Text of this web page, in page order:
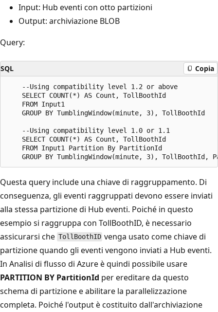
Input: Hub eventi con otto partizioni
Output: archiviazione BLOB
Query:
SQL Copia
    --Using compatibility level 1.2 or above
    SELECT COUNT(*) AS Count, TollBoothId
    FROM Input1
    GROUP BY TumblingWindow(minute, 3), TollBoothId
    --Using compatibility level 1.0 or 1.1
    SELECT COUNT(*) AS Count, TollBoothId
    FROM Input1 Partition By PartitionId
Questa query include una chiave di raggruppamento. Di
conseguenza, gli eventi raggruppati devono essere inviati
alla stessa partizione di Hub eventi. Poiché in questo
esempio si raggruppa con TollBoothID, è necessario
assicurarsi che TollBoothID venga usato come chiave di
partizione quando gli eventi vengono inviati a Hub eventi.
In Analisi di flusso di Azure è quindi possibile usare
PARTITION BY PartitionId per ereditare da questo
schema di partizione e abilitare la parallelizzazione
completa. Poiché l'output è costituito dall'archiviazione